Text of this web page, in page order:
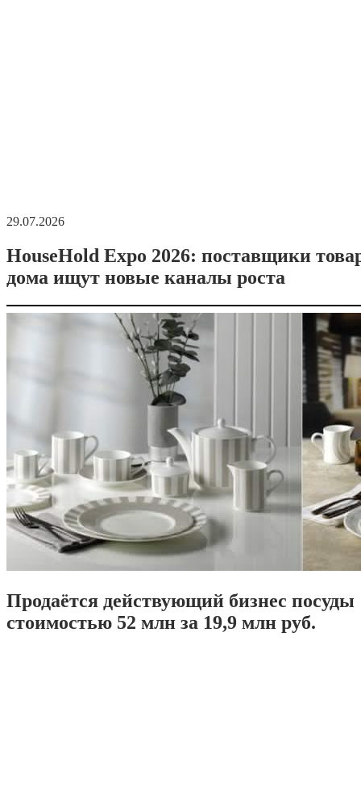
29.07.2026
HouseHold Expo 2026: поставщики
дома ищут новые каналы роста
Продаётся действующий бизнес посуды
стоимостью 52 млн за 19,9 млн руб.